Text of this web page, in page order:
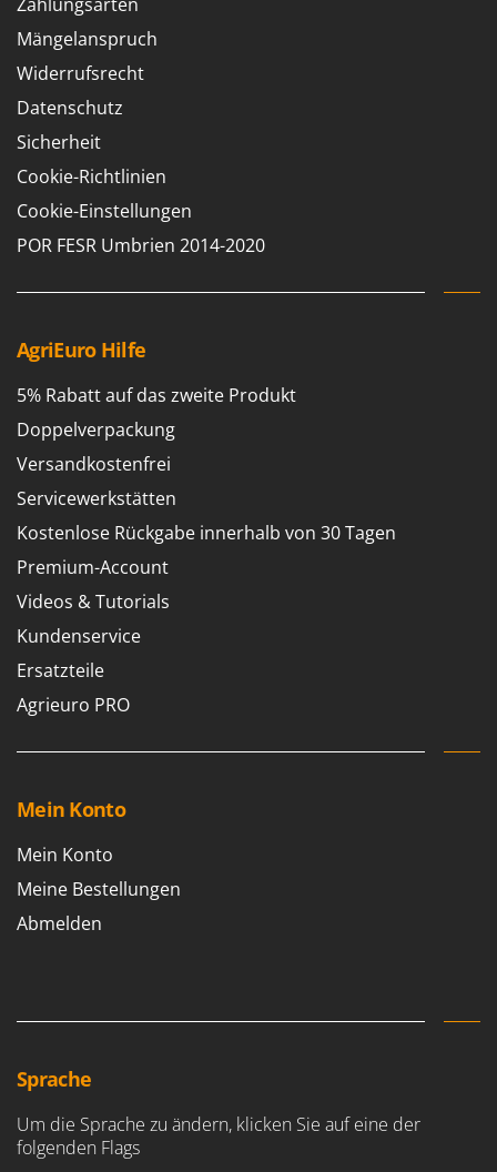
Rührtöpfe mit Elektrischem Rührwerk
Rupfmaschinen
S
Sämaschinen und Düngerstreuer
Scheibenpflüge
Schneefräsen
Schneeräumer
Sichelmähwerke für Traktoren
Sichelmulcher für Traktoren
Sortierer für Oliven
Sprühgeräte für Pflanzenbehandlung
Stäubegeräte für Traktor
Staubsauger - Elektrobesen
T
Teppichreiniger und Teppichbodenreiniger
Thermische und mechanische Unkrautbrenner
Tomatenpressen
U
Umkehrfräsen
V
Vakuumiergeräte
Wasserpumpen für Traktoren
Wein- und Obstpressen
Wein- und Ölschichtenfilter
GreenBay
Greenworks
GRIFO
GVS
GYS
H
Hailo
Helvi
Honda
I
Intex
Iseki
Italyco
ITM
JOLLY ITALIA
K
KAAZ
Karcher
Kasco
Kemper
L
Lampacrescia - MGM
Mängelanspruch
Widerrufsrecht
Datenschutz
Sicherheit
Cookie-Richtlinien
Cookie-Einstellungen
POR FESR Umbrien 2014-2020
AgriEuro Hilfe
5% Rabatt auf das zweite Produkt
Doppelverpackung
Versandkostenfrei
Servicewerkstätten
Kostenlose Rückgabe innerhalb von 30 Tagen
Premium-Account
Videos & Tutorials
Kundenservice
Ersatzteile
Agrieuro PRO
Mein Konto
Mein Konto
Meine Bestellungen
Abmelden
Sprache
Um die Sprache zu ändern, klicken Sie auf eine der
folgenden Flags